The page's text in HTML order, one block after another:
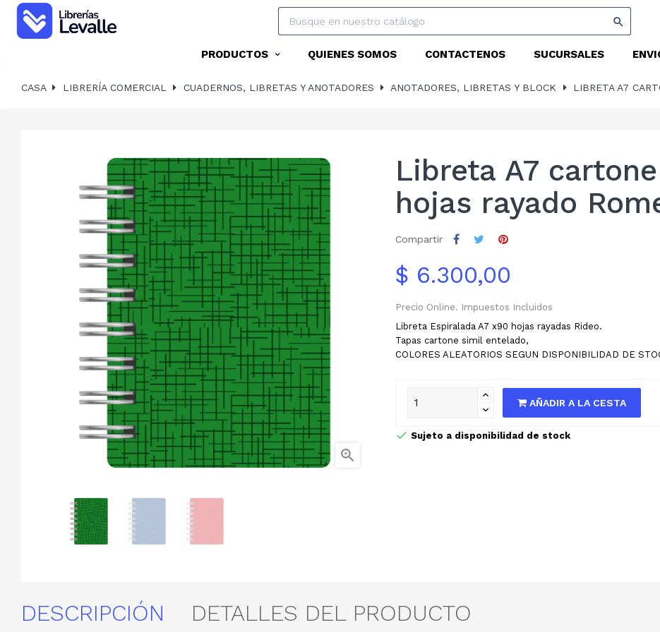

PRODUCTOS QUIENES SOMOS CONTACTENOS SUCURSALES
CASA LIBRERÍA COMERCIAL CUADERNOS, LIBRETAS Y ANOTADORES ANOTADORES, LIBRETAS Y BLOCK LIBRETA A7

Libreta A7
hojas rayado
Compartir
$ 6.300,00
Precio Online. Impuestos Incluidos
Libreta Espiralada A7 x90 hojas rayadas Rideo.
Tapas cartone simil entelado,
COLORES ALEATORIOS SEGUN DISPONIBILIDAD DE
AÑADIR A LA CESTA
Sujeto a disponibilidad de stock
DESCRIPCIÓN DETALLES DEL PRODUCTO